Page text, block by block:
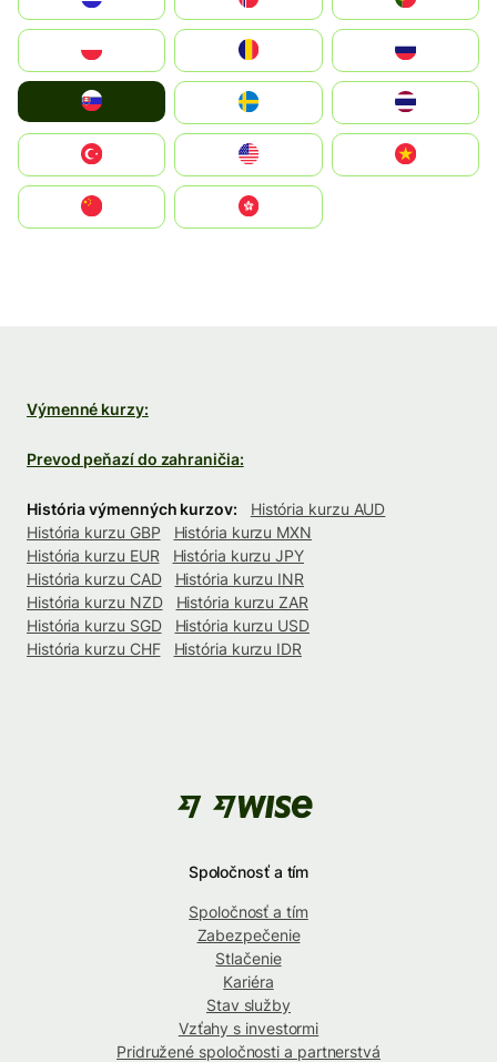
United States
中國香港特別行政區
Výmenné kurzy:
Prevod peňazí do zahraničia:
História výmenných kurzov:
História kurzu AUD
História kurzu GBP
História kurzu MXN
História kurzu EUR
História kurzu JPY
História kurzu CAD
História kurzu INR
História kurzu NZD
História kurzu ZAR
História kurzu SGD
História kurzu USD
História kurzu CHF
História kurzu IDR
Spoločnosť a tím
Spoločnosť a tím
Zabezpečenie
Stlačenie
Kariéra
Stav služby
Vzťahy s investormi
Pridružené spoločnosti a partnerstvá